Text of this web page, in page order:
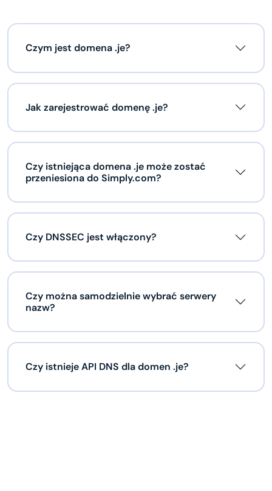
Czym jest domena .je?
Jak zarejestrować domenę .je?
Czy istniejąca domena .je może zostać
przeniesiona do Simply.com?
Czy DNSSEC jest włączony?
Czy można samodzielnie wybrać serwery
nazw?
Czy istnieje API DNS dla domen .je?